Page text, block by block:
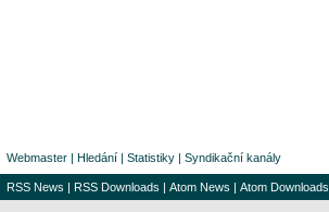
Webmaster | Hledání | Statistiky | Syndikační kanály
RSS News | RSS Downloads | Atom News | Atom Downloads